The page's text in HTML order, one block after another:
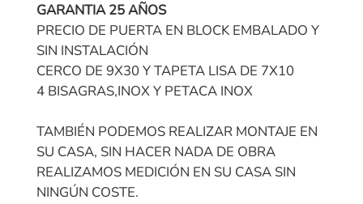
GARANTIA 25 AÑOS
PRECIO DE PUERTA EN BLOCK EMBALADO Y
SIN INSTALACIÓN
CERCO DE 9X30 Y TAPETA LISA DE 7X10
4 BISAGRAS,INOX Y PETACA INOX
TAMBIÉN PODEMOS REALIZAR MONTAJE EN
SU CASA, SIN HACER NADA DE OBRA
REALIZAMOS MEDICIÓN EN SU CASA SIN
NINGÚN COSTE.